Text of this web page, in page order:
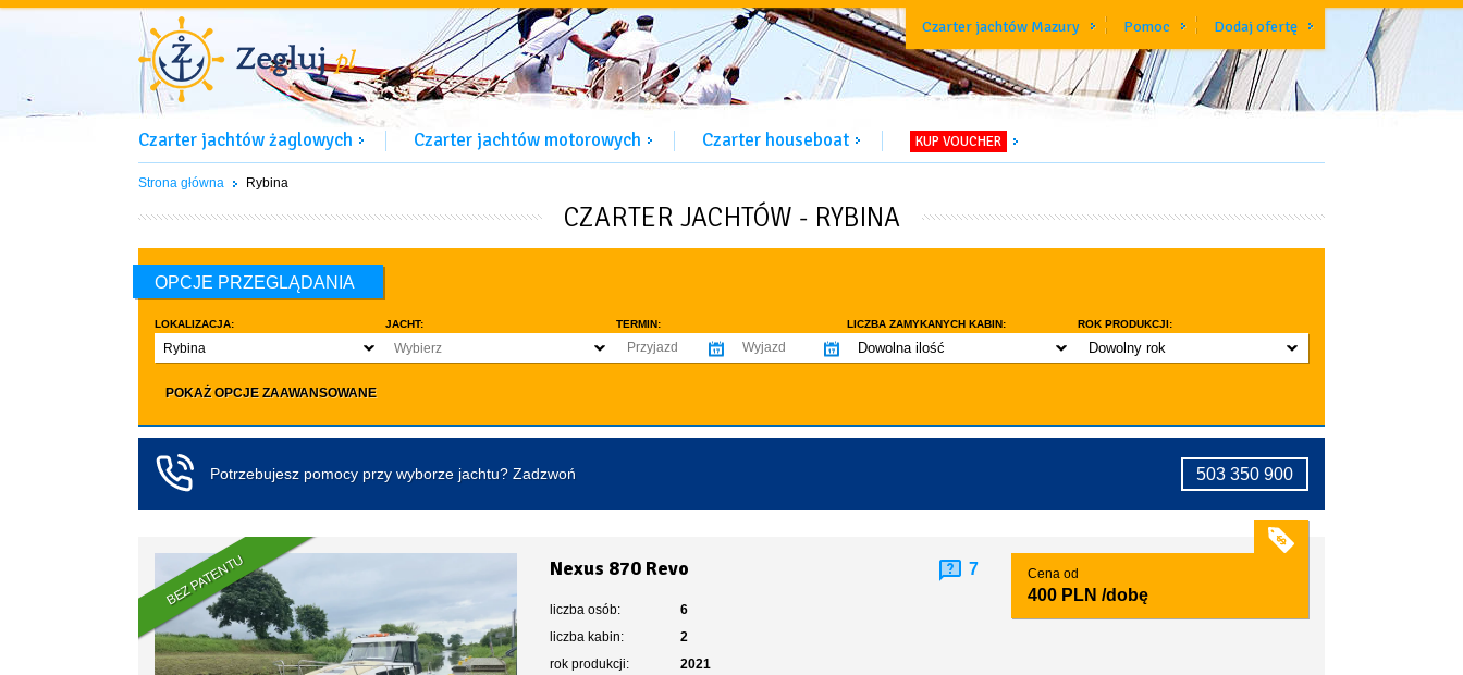
Czarter jachtów Mazury Pomoc Dodaj ofertę
Czarter jachtów żaglowych Czarter jachtów motorowych Czarter houseboat KUP VOUCHER
Strona główna Rybina
CZARTER JACHTÓW - RYBINA
OPCJE PRZEGLĄDANIA
LOKALIZACJA:
Rybina
JACHT:
Wybierz
TERMIN: LICZBA ZAMYKANYCH KABIN:
Dowolna ilość
co najmniej 3
ROK PRODUKCJI:
Dowolny rok
do 10 lat
LICZBA OSÓB:
co najmniej 4
co najmniej 5
co najmniej 6
co najmniej 7
co najmniej 8
co najmniej 9
co najmniej 10
Czarter bez patentu / licencji
Koło sterowe
Lodówka
Flybridge
POKAŻ OPCJE ZAAWANSOWANE
Potrzebujesz pomocy przy wyborze jachtu? Zadzwoń 503 350 900
BEZ PATENTU Nexus 870 Revo 7
liczba osób:
6
liczba kabin:
2
rok produkcji:
2021
Cena od
400 PLN /dobę